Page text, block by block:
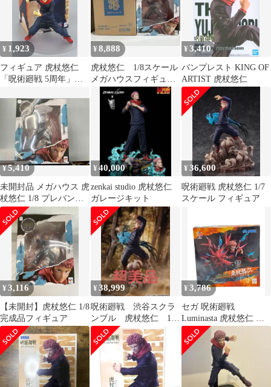
eStream
¥ 1,923
フィギュア 虎杖悠仁
「呪術廻戦 5周年」
ウンドワン限定【14日
以内発送】
¥8,888
虎杖悠仁 1/8スケール
メガハウスフィギュ
ア 新品未開封品
¥3,410
バンプレスト KING OF
ARTIST 虎杖悠仁
¥5,410
未開封品 メガハウス 虎
杖悠仁 1/8 プレバン限
定 呪術廻戦
¥40,000
zenkai studio 虎杖悠仁
ガレージキット
¥36,600
呪術廻戦 虎杖悠仁 1/7
スケール フィギュア
¥3,116
【未開封】虎杖悠仁 1/8
完成品フィギュア
¥38,999
呪術廻戦 渋谷スクラ
ンブル 虎杖悠仁 1/7
スケールフィギュア
¥ 3,786
セガ 呪術廻戦
Luminasta 虎杖悠仁 フ
ィギュア